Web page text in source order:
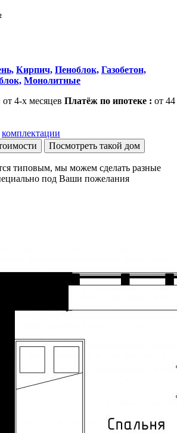
Кирпич, Пеноблок, Газобетон,
Монолитные
от 4-х месяцев Платёж по ипотеке : от 44
комплектации
Посмотреть такой дом
типовым, мы можем сделать разные
под Ваши пожелания